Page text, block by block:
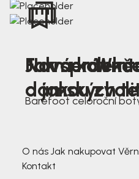
Nová
dámských
Jak
a jakou
Farmer
Barefoot celoroční
O nás Jak nakupovat
Kontakt